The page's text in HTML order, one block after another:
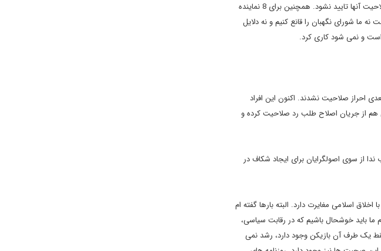
دلیل رد صلاحیت را پیگیری می کنیم و به طور مثال قانع می شویم که 12 نفر به دلیل مشکلات خانوادگی و مالی صلاحیت آنها تایید نشود. همچنین برای 8 نماینده
ما شورای نگهبان را قانع کنیم و نه دلایل
است و نمی شود کاری کرد.
احراز صلاحیت نشدند. اکنون این افراد
از جریان اصلاح طلب رد صلاحیت کرده و
از سوی اصولگرایان برای ایجاد شکاف در
اسلامی مغایرت دارد. البته بارها گفته ام
ما باید خوشحال باشیم که در رقابت سیاسی،
یک طرف آن بازیکن وجود دارد، رشد نمی